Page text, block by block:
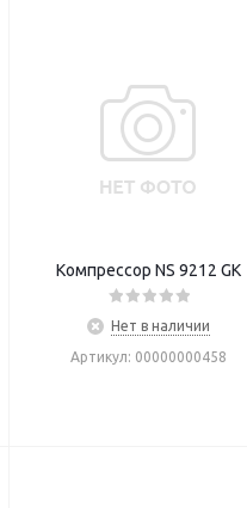
Компрессор NS 9212 GK
Нет в наличии
Артикул: 00000000458